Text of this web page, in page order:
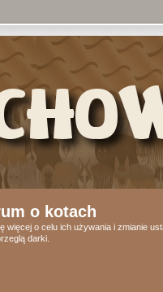
o kotach
więcej o celu ich używania i zmianie
darki.